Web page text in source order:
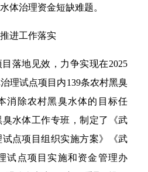
体治理资金短缺难题。
进工作落实
落地见效，力争实现在2025
理试点项目内139条农村黑臭
消除农村黑臭水体的目标任
水体工作专班，制定了《武
点项目组织实施方案》《武
试点项目实施和资金管理办